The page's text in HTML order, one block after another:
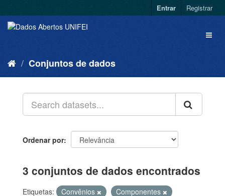
Entrar Registrar
Conjuntos de dados
Ordenar por
3 conjuntos de dados encontrados
Etiquetas: Convênios
Componentes